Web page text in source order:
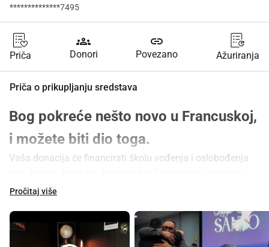
**************7495
Priča
groups
Donori
link
Povezano Ažuriranja
Priča o prikupljanju sredstava
Bog pokreće nešto novo u Francuskoj,
i možete biti dio toga.
Vaša donacija će financirati školu vođenja i oslobođenja
osmišljenu za opremanje vjernika u evangelizaciji,
da služe crkvama i službama širom Francuske i Europe.
(Ova služba je registrirana neprofitna organizacija. Ovisno
Pročitaj više